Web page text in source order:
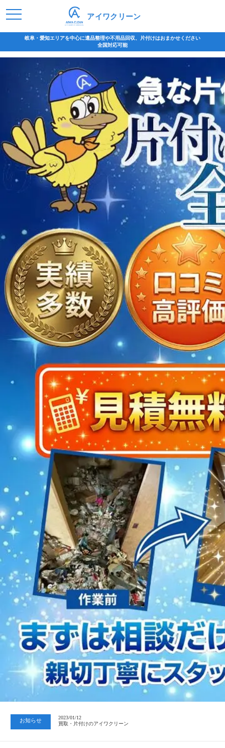
アイワクリーン
お知らせ
2023/01/12
買取・片付けのアイワクリーン
2023/07/24
中日新聞 岐阜版「空き家対策SOS」コーナーに掲載いただきまし…
2023/01/12
買取・片付けのアイワクリーン